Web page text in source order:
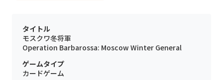
タイトル
モスクワ冬将軍
Operation Barbarossa: Moscow Winter General
ゲームタイプ
カードゲーム